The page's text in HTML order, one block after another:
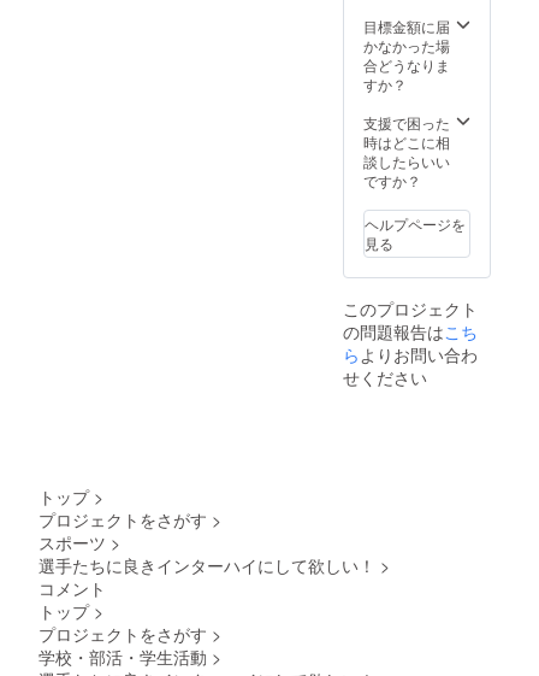
目標金額に届
かなかった場
合どうなりま
すか？
支援で困った
時はどこに相
談したらいい
ですか？
ヘルプページを
見る
このプロジェクト
の問題報告はこち
らよりお問い合わ
せください
トップ >
プロジェクトをさがす >
スポーツ >
選手たちに良きインターハイにして欲しい！ >
コメント
トップ >
プロジェクトをさがす >
学校・部活・学生活動 >